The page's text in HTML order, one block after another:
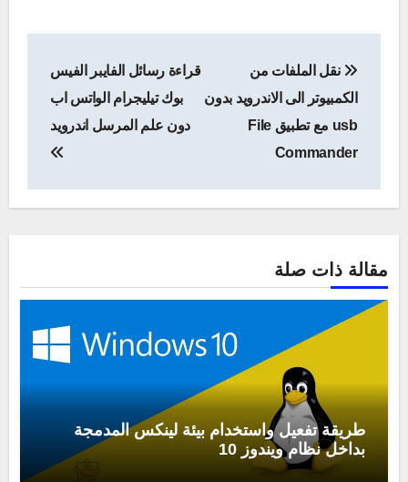
المقالات
نقل الملفات من
الكمبيوتر الى الاندرويد بدون
usb مع تطبيق File
Commander
قراءة رسائل الفايبر الفيس
بوك تيليجرام الواتس اب
دون علم المرسل اندرويد
مقالة ذات صلة
طريقة تفعيل واستخدام بيئة لينكس المدمجة
بداخل نظام ويندوز 10